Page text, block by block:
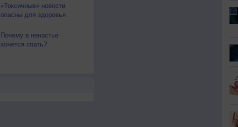
«Токсичные» новости
опасны для здоровья
Почему в ненастье
хочется спать?